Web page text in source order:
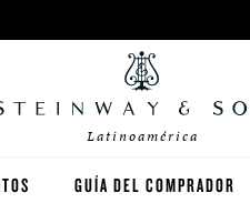
Latinoamérica
GUÍA DEL COMPRADOR